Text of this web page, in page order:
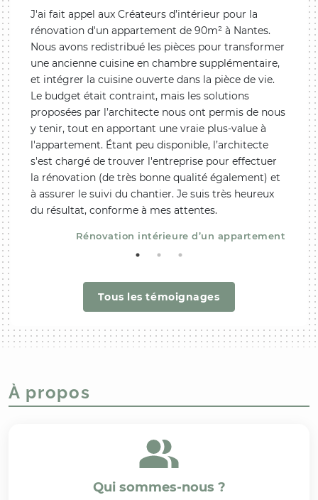
a su
à
T2
J'ai fait appel aux Créateurs d’intérieur pour la
rénovation d'un appartement de 90m² à Nantes.
Nous avons redistribué les pièces pour transformer
une ancienne cuisine en chambre supplémentaire,
et intégrer la cuisine ouverte dans la pièce de vie.
Le budget était contraint, mais les solutions
proposées par l’architecte nous ont permis de nous
y tenir, tout en apportant une vraie plus-value à
l'appartement. Étant peu disponible, l’architecte
s'est chargé de trouver l'entreprise pour effectuer
la rénovation (de très bonne qualité également) et
à assurer le suivi du chantier. Je suis très heureux
du résultat, conforme à mes attentes.
Rénovation intérieure d’un appartement
mon
Tous les témoignages
À propos
Qui sommes-nous ?